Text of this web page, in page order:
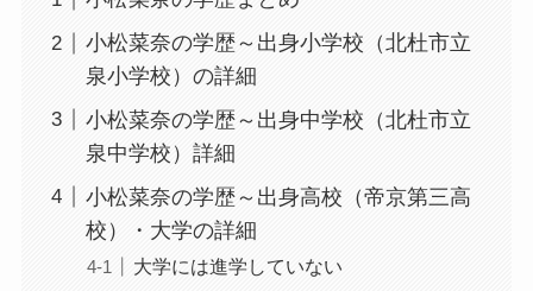
小松菜奈の学歴～出身小学校（北杜市立
泉小学校）の詳細
小松菜奈の学歴～出身中学校（北杜市立
泉中学校）詳細
小松菜奈の学歴～出身高校（帝京第三高
校）・大学の詳細
大学には進学していない